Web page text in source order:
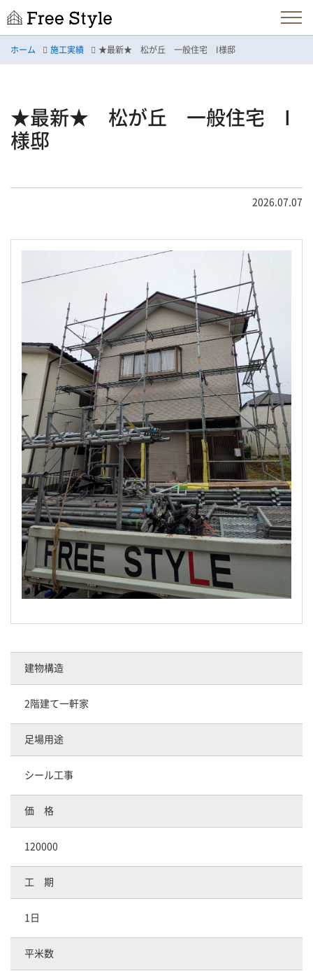
ホーム 施工実績 ★最新★ 松が丘 一般住宅 I様邸
★最新★ 松が丘 一般住宅 I
様邸
2026.07.07
建物構造
2階建て一軒家
足場用途
シール工事
価 格
120000
工 期
1日
平米数